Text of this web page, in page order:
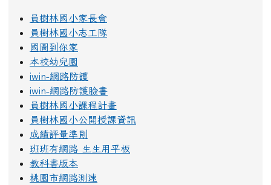
員樹林國小家長會
員樹林國小志工隊
國圖到你家
本校幼兒園
iwin-網路防護
iwin-網路防護臉書
員樹林國小課程計畫
員樹林國小公開授課資訊
成績評量準則
班班有網路 生生用平板
教科書版本
桃園市網路測速